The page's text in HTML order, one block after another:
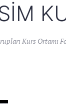
Kurs Ortamı